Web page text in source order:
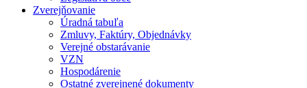
Zverejňovanie
Úradná tabuľa
Zmluvy, Faktúry, Objednávky
Verejné obstarávanie
VZN
Hospodárenie
Ostatné zverejnené dokumenty